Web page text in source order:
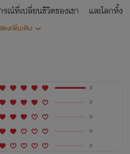
รณ์ที่เปลี่ยนชีวิตของเขา และโลกทั้ง
ลภและผองเพื่อนด้วยกันนะครับ
ดงเพิ่มเติม
3
0
0
0
0